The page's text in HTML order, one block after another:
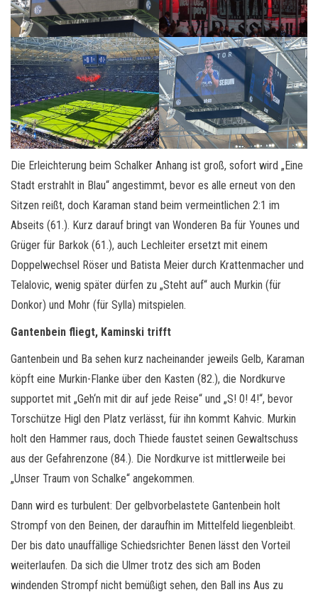
Die Erleichterung beim Schalker Anhang ist groß, sofort wird „Eine
Stadt erstrahlt in Blau“ angestimmt, bevor es alle erneut von den
Sitzen reißt, doch Karaman stand beim vermeintlichen 2:1 im
Abseits (61.). Kurz darauf bringt van Wonderen Ba für Younes und
Grüger für Barkok (61.), auch Lechleiter ersetzt mit einem
Doppelwechsel Röser und Batista Meier durch Krattenmacher und
Telalovic, wenig später dürfen zu „Steht auf“ auch Murkin (für
Donkor) und Mohr (für Sylla) mitspielen.
Gantenbein fliegt, Kaminski trifft
Gantenbein und Ba sehen kurz nacheinander jeweils Gelb, Karaman
köpft eine Murkin-Flanke über den Kasten (82.), die Nordkurve
supportet mit „Geh‘n mit dir auf jede Reise“ und „S! 0! 4!“, bevor
Torschütze Higl den Platz verlässt, für ihn kommt Kahvic. Murkin
holt den Hammer raus, doch Thiede faustet seinen Gewaltschuss
aus der Gefahrenzone (84.). Die Nordkurve ist mittlerweile bei
„Unser Traum von Schalke“ angekommen.
Dann wird es turbulent: Der gelbvorbelastete Gantenbein holt
Strompf von den Beinen, der daraufhin im Mittelfeld liegenbleibt.
Der bis dato unauffällige Schiedsrichter Benen lässt den Vorteil
weiterlaufen. Da sich die Ulmer trotz des sich am Boden
windenden Strompf nicht bemüßigt sehen, den Ball ins Aus zu